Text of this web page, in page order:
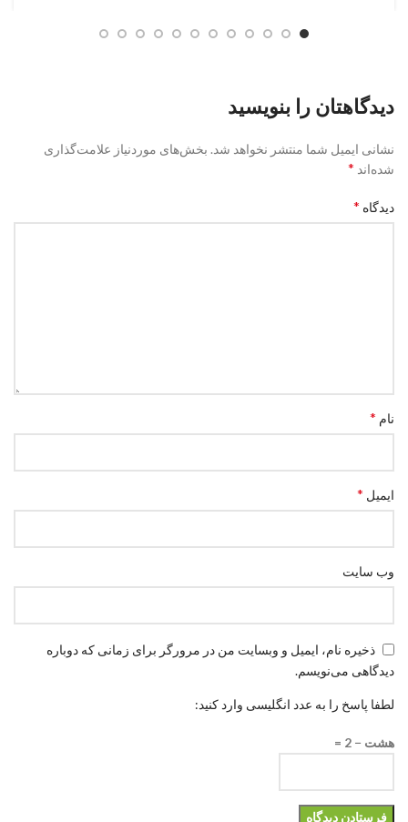
دیدگاهتان را بنویسید
نشانی ایمیل شما منتشر نخواهد شد. بخش‌های موردنیاز علامت‌گذاری
شده‌اند *
دیدگاه *
نام *
ایمیل *
وب‌ سایت
ذخیره نام، ایمیل و وبسایت من در مرورگر برای زمانی که دوباره
دیدگاهی می‌نویسم.
لطفا پاسخ را به عدد انگلیسی وارد کنید:
هشت − 2 =